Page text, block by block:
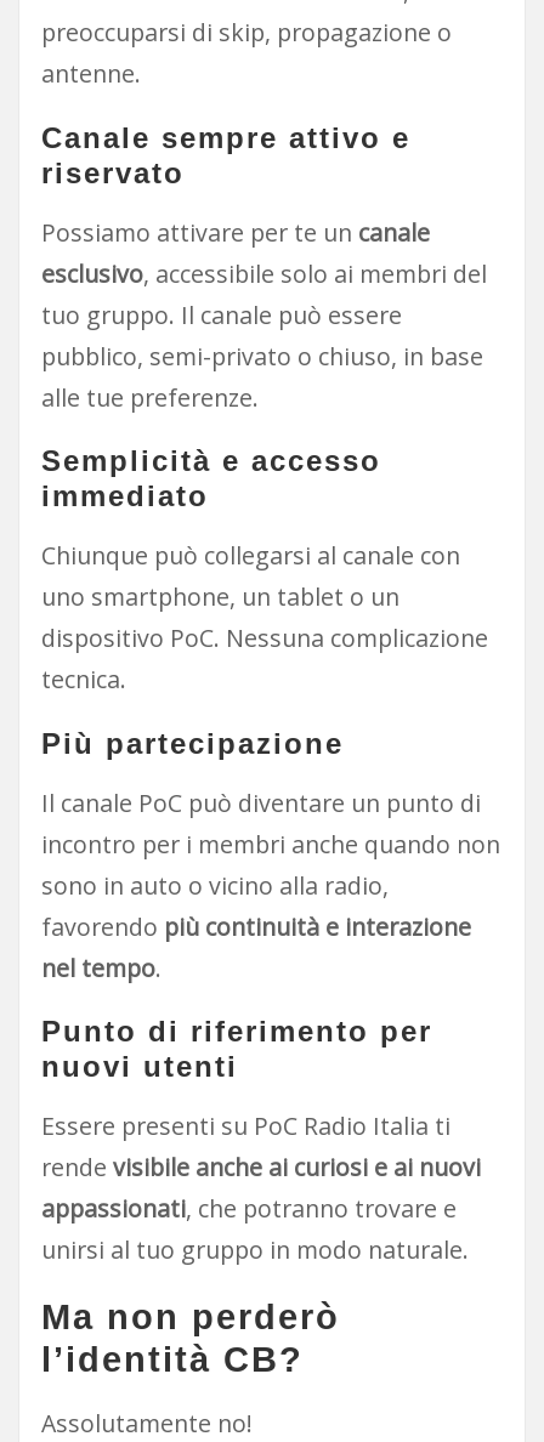
preoccuparsi di skip, propagazione o
antenne.
Canale sempre attivo e
riservato
Possiamo attivare per te un canale
esclusivo, accessibile solo ai membri del
tuo gruppo. Il canale può essere
pubblico, semi-privato o chiuso, in base
alle tue preferenze.
Semplicità e accesso
immediato
Chiunque può collegarsi al canale con
uno smartphone, un tablet o un
dispositivo PoC. Nessuna complicazione
tecnica.
Più partecipazione
Il canale PoC può diventare un punto di
incontro per i membri anche quando non
sono in auto o vicino alla radio,
favorendo più continuità e interazione
nel tempo.
Punto di riferimento per
nuovi utenti
Essere presenti su PoC Radio Italia ti
rende visibile anche ai curiosi e ai nuovi
appassionati, che potranno trovare e
unirsi al tuo gruppo in modo naturale.
Ma non perderò
l’identità CB?
Assolutamente no!